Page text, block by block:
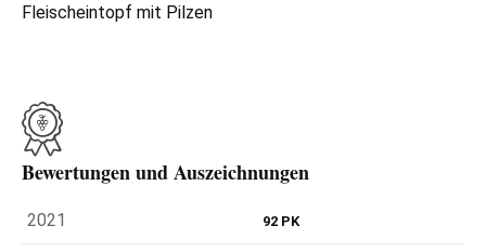
Fleischeintopf mit Pilzen
Bewertungen und Auszeichnungen
2021 92 PK